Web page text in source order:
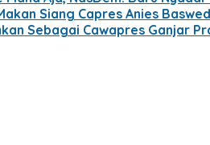
Siang Capres Anies
Sebagai Cawapres Ganjar